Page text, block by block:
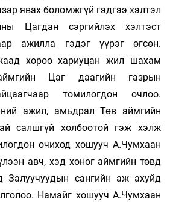
явах боломжгүй гэдгээ хэлтэл
Цагдан сэргийлэх хэлтэст
ажилла гэдэг үүрэг өгсөн.
хороо хариуцан жил шахам
Цаг даагийн газрын
томилогдон очлоо.
ажил, амьдрал Төв аймгийн
салшгүй холбоотой гэж хэлж
очиход хошууч А.Чумхаан
авч, хэд хоног аймгийн төвд
Залуучуудын сангийн аж ахуйд
Намайг хошууч А.Чумхаан